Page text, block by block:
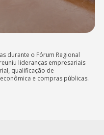
durante o Fórum Regional
lideranças empresariais
qualificação de
e compras públicas.